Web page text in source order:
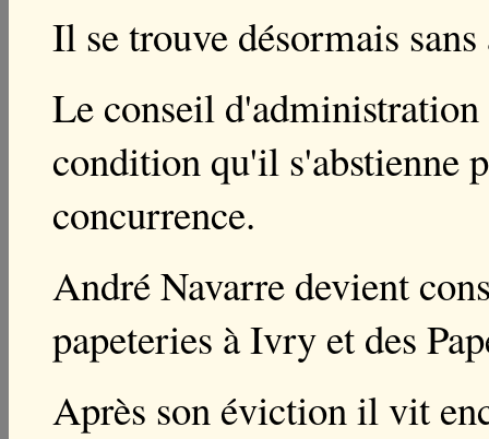
Il se trouve désormais
Le conseil
condition qu'il s'abstienne
concurrence.
André Navarre devient
papeteries à Ivry et des
Après son éviction il vit